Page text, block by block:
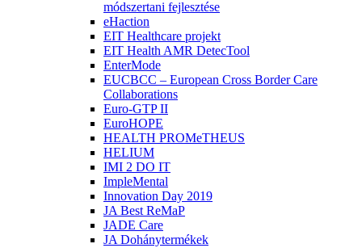
módszertani fejlesztése
eHaction
EIT Healthcare projekt
EIT Health AMR DetecTool
EnterMode
EUCBCC – European Cross Border Care
Collaborations
Euro-GTP II
EuroHOPE
HEALTH PROMeTHEUS
HELIUM
IMI 2 DO IT
ImpleMental
Innovation Day 2019
JA Best ReMaP
JADE Care
JA Dohánytermékek